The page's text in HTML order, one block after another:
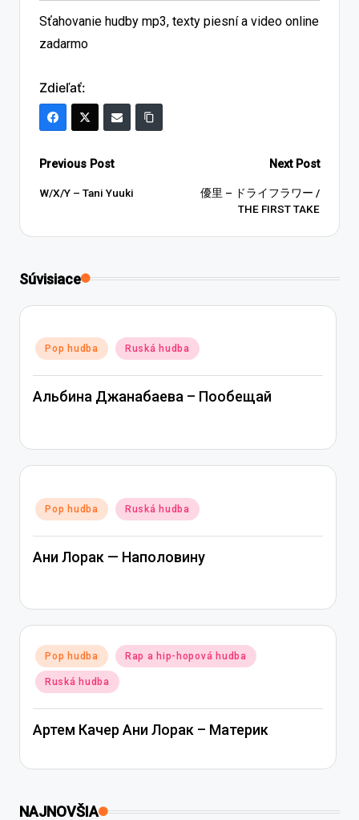
Sťahovanie hudby mp3, texty piesní a video online
zadarmo
Zdieľať:
Post
navigation
Previous Post
W/X/Y – Tani Yuuki
Next Post
優里 – ドライフラワー /
THE FIRST TAKE
Súvisiace
Posted
in
Pop hudba Ruská hudba
Альбина Джанабаева – Пообещай
Posted
in
Pop hudba Ruská hudba
Ани Лорак — Наполовину
Posted
in
Pop hudba Rap a hip-hopová hudba
Ruská hudba
Артем Качер Ани Лорак – Материк
NAJNOVŠIA